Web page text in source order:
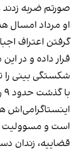
صورتم ضربه
او مرداد امسال
گرفتن اعتراف
قرار داده و در
شکستگی بینی را
اینستاگرامی‌اش
است و مسوولیت
قضاییه، زندان